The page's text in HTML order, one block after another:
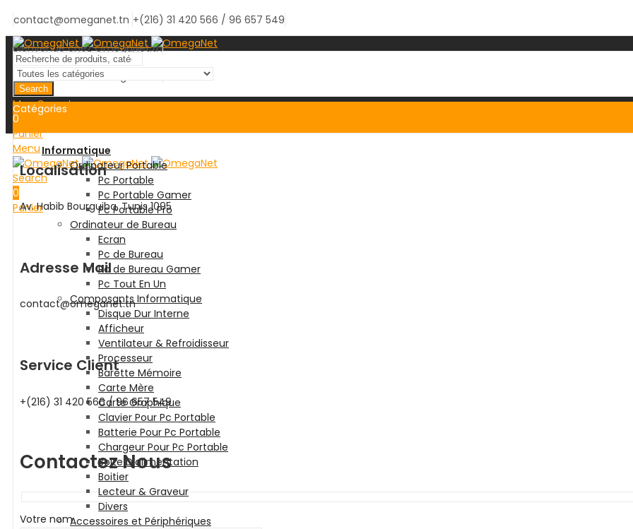
contact@omeganet.tn +(216) 31 420 566 / 96 657 549
Bienvenue chez OmegaNet.tn
Bienvenue chez OmegaNet.tn
Search
Mon Compte
0
Panier
Menu
Search
0
Panier
Catégories
Informatique
Ordinateur Portable
Pc Portable
Pc Portable Gamer
Pc Portable Pro
Ordinateur de Bureau
Ecran
Pc de Bureau
Pc de Bureau Gamer
Pc Tout En Un
Composants Informatique
Disque Dur Interne
Afficheur
Ventilateur & Refroidisseur
Processeur
Barette Mémoire
Carte Mère
Carte Graphique
Clavier Pour Pc Portable
Batterie Pour Pc Portable
Chargeur Pour Pc Portable
Boite D’alimentation
Boitier
Lecteur & Graveur
Divers
Accessoires et Périphériques
Localisation
Av. Habib Bourguiba, Tunis 1095
Adresse Mail
contact@omeganet.tn
Service Client
+(216) 31 420 566 / 96 657 549
Contactez Nous
Votre nom